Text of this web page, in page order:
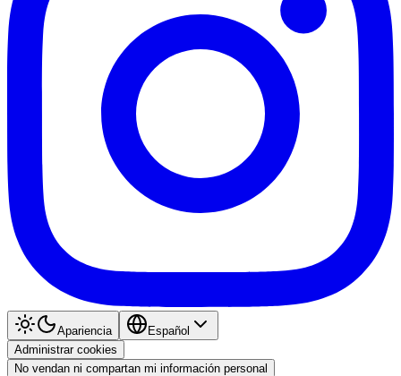
Apariencia
Español
Administrar cookies
No vendan ni compartan mi información personal